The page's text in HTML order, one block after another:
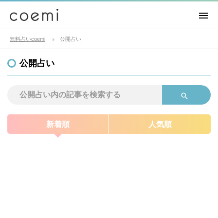
無料占いcoemi 公開占い
公開占い
新着順 人気順